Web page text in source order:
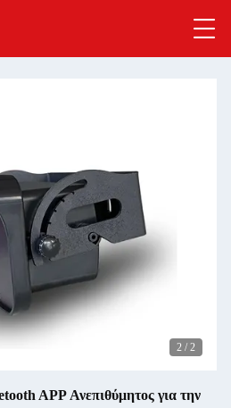
1 / 2
APP Ανεπιθύμητος για την